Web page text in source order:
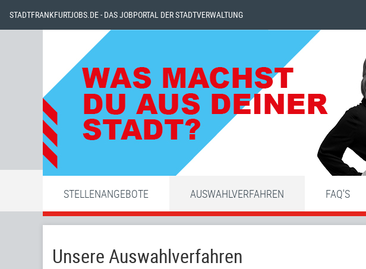
STADTFRANKFURTJOBS.DE - DAS JOBPORTAL DER STADTVERWALTUNG
STELLENANGEBOTE AUSWAHLVERFAHREN FAQ'S
Unsere Auswahlverfahren